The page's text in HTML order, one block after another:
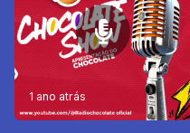
1 ano atrás